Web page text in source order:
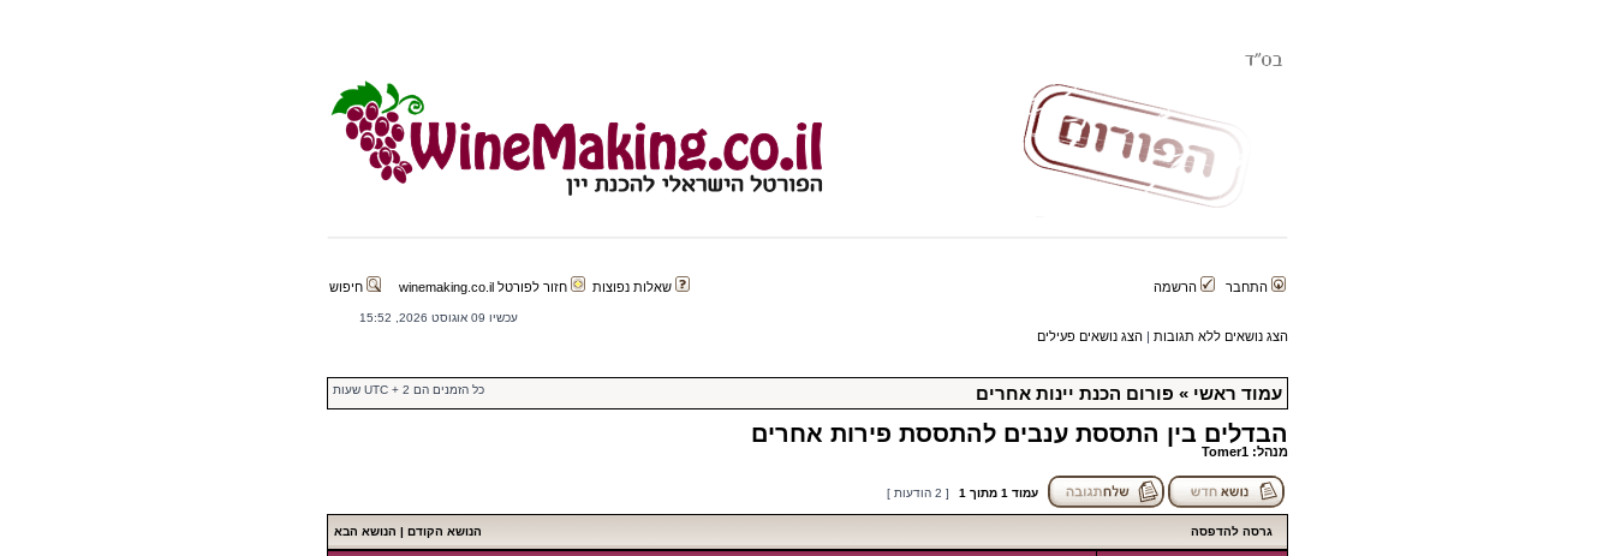
התחבר הרשמה שאלות נפוצות חזור לפורטל winemaking.co.il חיפוש
עכשיו 09 אוגוסט 2026, 15:52
הצג נושאים ללא תגובות | הצג נושאים פעילים
עמוד ראשי » פורום הכנת יינות אחרים כל הזמנים הם UTC + 2 שעות
הבדלים בין התססת ענבים להתססת פירות אחרים
מנהל: Tomer1
עמוד 1 מתוך 1 [ 2 הודעות ]
גרסה להדפסה הנושא הקודם | הנושא הבא